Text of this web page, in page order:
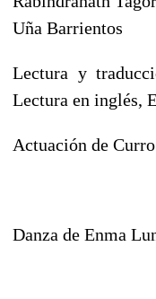
Uña Barrientos
Lectura y
Lectura en inglés,
Actuación de
Danza de Enma